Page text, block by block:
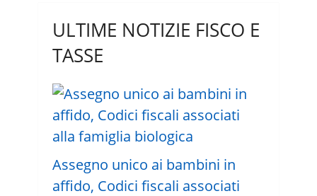
ULTIME NOTIZIE FISCO E
TASSE
Assegno unico ai bambini in
affido, Codici fiscali associati